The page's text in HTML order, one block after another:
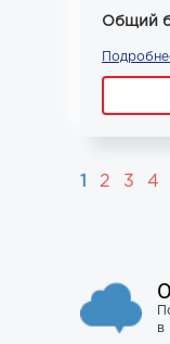
Общий
1 2 3 4
в